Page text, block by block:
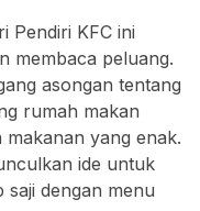
Pendiri KFC ini
membaca peluang.
asongan tentang
rumah makan
yang enak.
ide untuk
dengan menu